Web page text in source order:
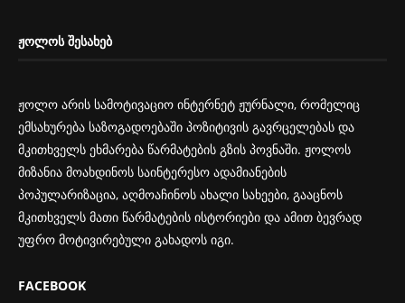
ᲟᲝᲚᲝᲡ ᲨᲔᲡᲐᲮᲔᲑ
ჟოლო არის სამოტივაციო ინტერნეტ ჟურნალი, რომელიც
ემსახურება საზოგადოებაში პოზიტივის გავრცელებას და
მკითხველს ეხმარება წარმატების გზის პოვნაში. ჟოლოს
მიზანია მოახდინოს საინტერესო ადამიანების
პოპულარიზაცია, აღმოაჩინოს ახალი სახეები, გააცნოს
მკითხველს მათი წარმატების ისტორიები და ამით ბევრად
უფრო მოტივირებული გახადოს იგი.
FACEBOOK